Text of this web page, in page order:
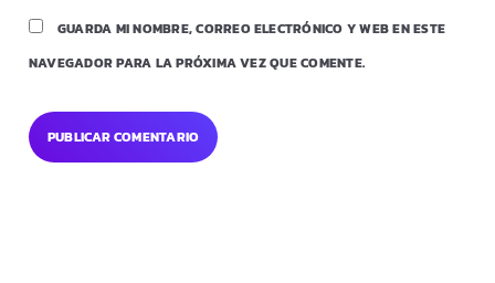
GUARDA MI NOMBRE, CORREO ELECTRÓNICO Y WEB EN ESTE
NAVEGADOR PARA LA PRÓXIMA VEZ QUE COMENTE.